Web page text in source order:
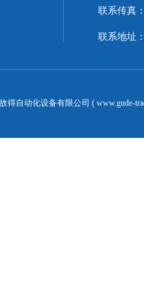
联系传真
联系地址
得自动化设备有限公司 ( www.gude-